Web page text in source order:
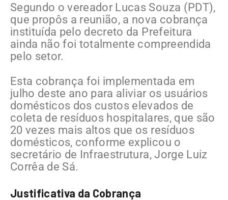
Segundo o vereador Lucas Souza (PDT),
que propôs a reunião, a nova cobrança
instituída pelo decreto da Prefeitura
ainda não foi totalmente compreendida
pelo setor.
Esta cobrança foi implementada em
julho deste ano para aliviar os usuários
domésticos dos custos elevados de
coleta de resíduos hospitalares, que são
20 vezes mais altos que os resíduos
domésticos, conforme explicou o
secretário de Infraestrutura, Jorge Luiz
Corrêa de Sá.
Justificativa da Cobrança